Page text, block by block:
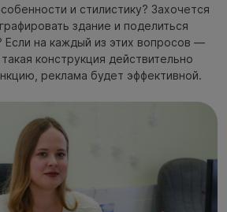
и стилистику? Захочется
здание и поделиться
Если на каждый из этих вопросов —
конструкция действительно
реклама будет эффективной.